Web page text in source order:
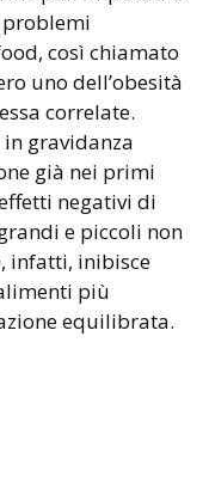
problemi
così chiamato
uno dell’obesità
correlate.
in gravidanza
già nei primi
negativi di
e piccoli non
infatti, inibisce
più
equilibrata.